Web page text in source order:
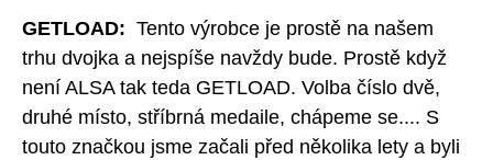
GETLOAD: Tento výrobce je prostě na našem
trhu dvojka a nejspíše navždy bude. Prostě když
není ALSA tak teda GETLOAD. Volba číslo dvě,
druhé místo, stříbrná medaile, chápeme se.... S
touto značkou jsme začali před několika lety a byli